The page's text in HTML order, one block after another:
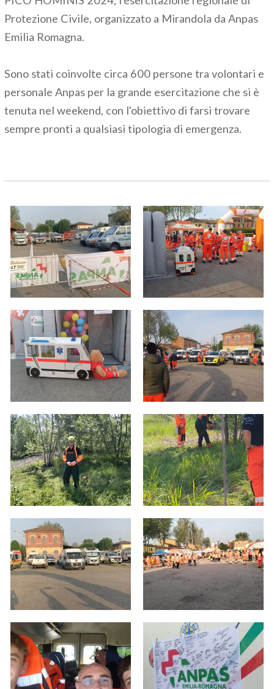
Protezione Civile, organizzato a Mirandola da Anpas
Emilia Romagna.
Sono stati coinvolte circa 600 persone tra volontari e
personale Anpas per la grande esercitazione che si è
tenuta nel weekend, con l'obiettivo di farsi trovare
sempre pronti a qualsiasi tipologia di emergenza.